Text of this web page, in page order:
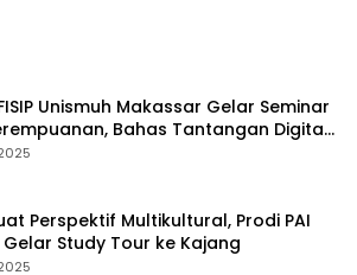
Unismuh Makassar Gelar Seminar
Bahas Tantangan Digital
Lokal
Perspektif Multikultural, Prodi PAI
Gelar Study Tour ke Kajang